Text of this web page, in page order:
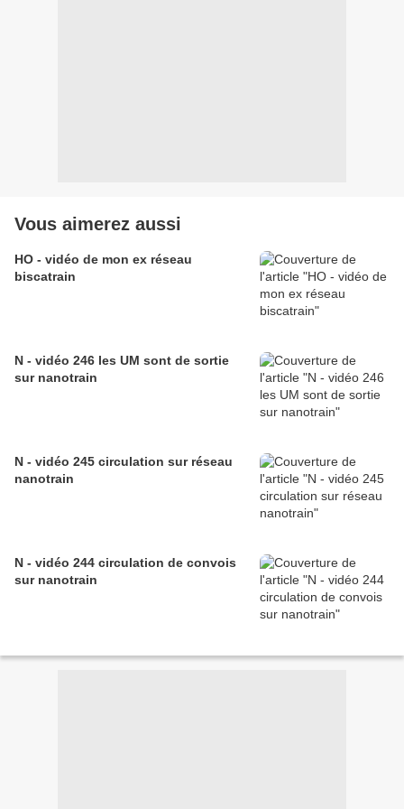
Vous aimerez aussi
HO - vidéo de mon ex réseau
biscatrain
N - vidéo 246 les UM sont de sortie
sur nanotrain
N - vidéo 245 circulation sur réseau
nanotrain
N - vidéo 244 circulation de convois
sur nanotrain